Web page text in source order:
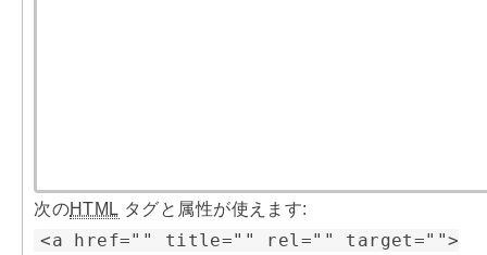
次のHTML タグと属性が使えます:
<a href="" title="" rel="" target="">